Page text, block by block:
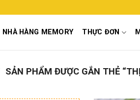
NHÀ HÀNG MEMORY THỰC ĐƠN
SẢN PHẨM ĐƯỢC GẮN THẺ